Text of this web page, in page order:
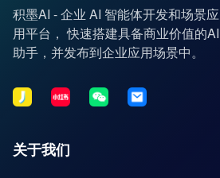
积墨AI - 企业 AI 智能体开发和场景应
用平台， 快速搭建具备商业价值的AI
助手，并发布到企业应用场景中。
关于我们